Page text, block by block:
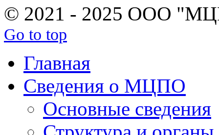
© 2021 - 2025 ООО
Go to top
Главная
Сведения о МЦПО
Основные сведения